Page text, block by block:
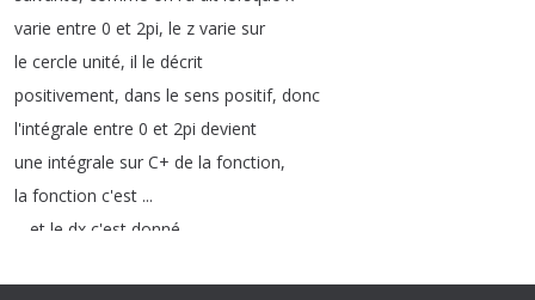
varie entre 0 et 2pi, le z varie sur
le cercle unité, il le décrit
positivement, dans le sens positif, donc
l'intégrale entre 0 et 2pi devient
une intégrale sur C+ de la fonction,
la fonction c'est ...
et le dx c'est donné